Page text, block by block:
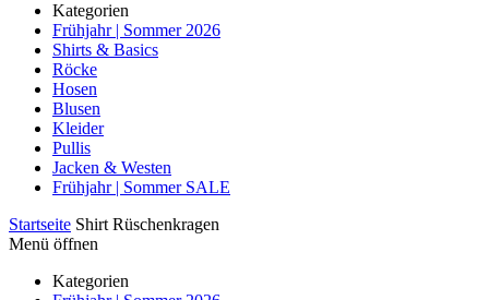
Kategorien
Frühjahr | Sommer 2026
Shirts & Basics
Röcke
Hosen
Blusen
Kleider
Pullis
Jacken & Westen
Frühjahr | Sommer SALE
Startseite Shirt Rüschenkragen
Menü öffnen
Kategorien